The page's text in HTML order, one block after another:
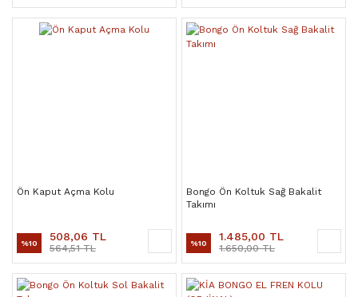
Ön Kaput Açma Kolu
%10 508,06 TL
564,51 TL
Bongo Ön Koltuk Sağ Bakalit
Takımı
%10 1.485,00 TL
1.650,00 TL